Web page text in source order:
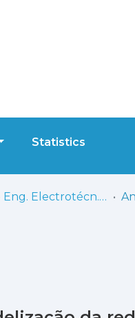
Statistics
ISEL - Eng. Electrotécn. - Dissertações de Mestrado